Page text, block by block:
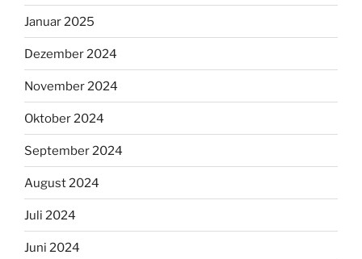
Januar 2025
Dezember 2024
November 2024
Oktober 2024
September 2024
August 2024
Juli 2024
Juni 2024